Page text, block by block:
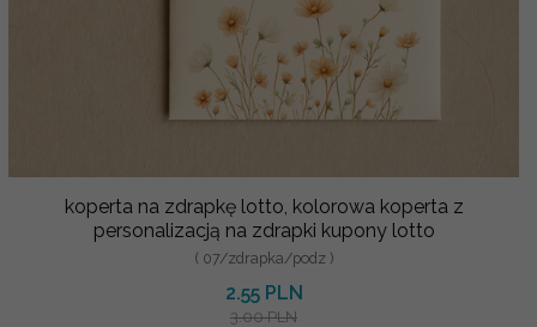
koperta na zdrapkę lotto, kolorowa koperta z
personalizacją na zdrapki kupony lotto
( 07/zdrapka/podz )
2.55 PLN
3.00 PLN